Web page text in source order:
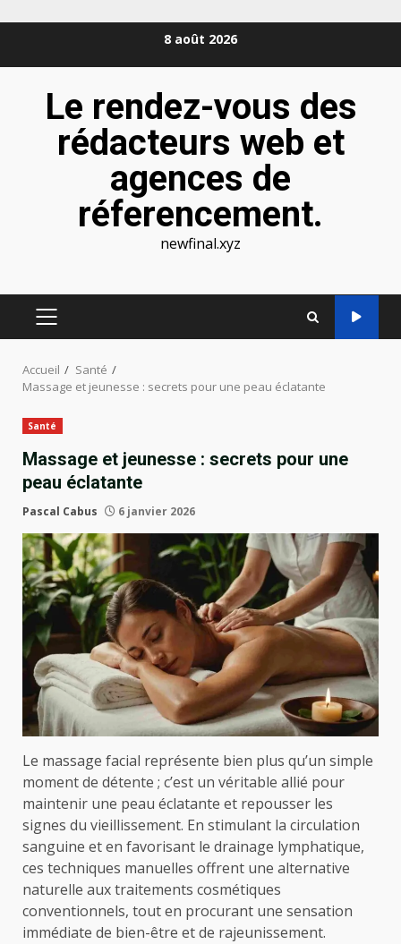
8 août 2026
Le rendez-vous des
rédacteurs web et
agences de
réferencement.
newfinal.xyz
MENU
Accueil
Santé
Massage et jeunesse : secrets pour une peau éclatante
Santé
Massage et jeunesse : secrets pour une
peau éclatante
Pascal Cabus 6 janvier 2026
Le massage facial représente bien plus qu’un simple
moment de détente ; c’est un véritable allié pour
maintenir une peau éclatante et repousser les
signes du vieillissement. En stimulant la circulation
sanguine et en favorisant le drainage lymphatique,
ces techniques manuelles offrent une alternative
naturelle aux traitements cosmétiques
conventionnels, tout en procurant une sensation
immédiate de bien-être et de rajeunissement.